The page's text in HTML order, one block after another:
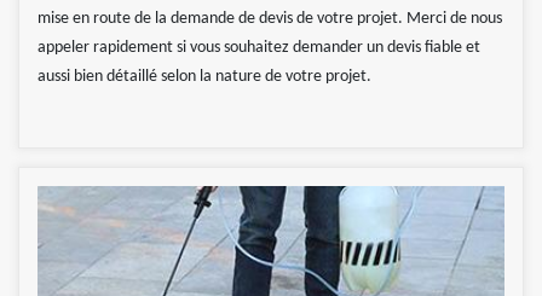
mise en route de la demande de devis de votre projet. Merci de nous
appeler rapidement si vous souhaitez demander un devis fiable et
aussi bien détaillé selon la nature de votre projet.